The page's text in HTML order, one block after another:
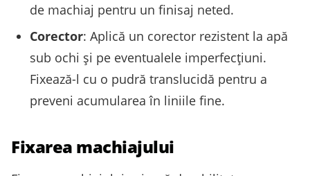
de machiaj pentru un finisaj neted.
Corector: Aplică un corector rezistent la apă
sub ochi și pe eventualele imperfecțiuni.
Fixează-l cu o pudră translucidă pentru a
preveni acumularea în liniile fine.
Fixarea machiajului